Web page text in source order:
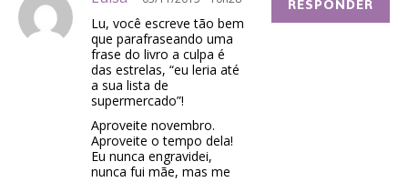
Lu, você escreve tão bem
que parafraseando uma
frase do livro a culpa é
das estrelas, “eu leria até
a sua lista de
supermercado”!
Aproveite novembro.
Aproveite o tempo dela!
Eu nunca engravidei,
nunca fui mãe, mas me
RESPONDER